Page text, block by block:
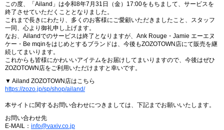
この度、「Ailand」は令和8年7月31日（金）17:00をもちまして、サービスを
終了させていただくこととなりました。
これまで長きにわたり、多くのお客様にご愛顧いただきましたこと、スタッフ
一同、心より御礼申し上げます。
なお、Ailandでのサービスは終了となりますが、Ank Rouge・Jamie エーエヌ
ケー・Be mqinをはじめとするブランドは、今後もZOZOTOWN店にて販売を継
続してまいります。
これからも皆様にかわいいアイテムをお届けしてまいりますので、今後はぜひ
ZOZOTOWN店をご利用いただけますと幸いです。
▼ Ailand ZOZOTOWN店はこちら
https://zozo.jp/sp/shop/ailand/
本サイトに関するお問い合わせにつきましては、下記までお願いいたします。
お問い合わせ先
E-MAIL： info@vaxiv.co.jp